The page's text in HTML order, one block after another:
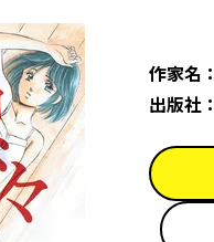
作家名：
出版社：